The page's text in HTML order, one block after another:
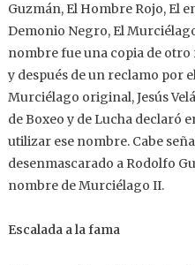
Guzmán, El Hombre Rojo, El
Demonio Negro, El
nombre fue una copia de otro
y después de un reclamo por
Murciélago original, Jesús
de Boxeo y de Lucha declaró
utilizar ese nombre. Cabe
desenmascarado a Rodolfo
nombre de Murciélago II.
Escalada a la fama